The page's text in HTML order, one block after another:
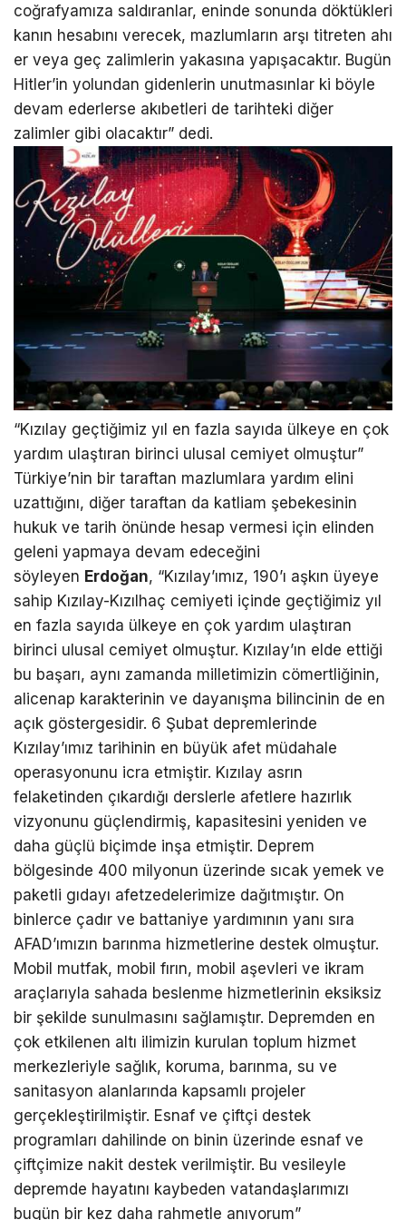
coğrafyamıza saldıranlar, eninde sonunda döktükleri
kanın hesabını verecek, mazlumların arşı titreten ahı
er veya geç zalimlerin yakasına yapışacaktır. Bugün
Hitler’in yolundan gidenlerin unutmasınlar ki böyle
devam ederlerse akıbetleri de tarihteki diğer
zalimler gibi olacaktır” dedi.
“Kızılay geçtiğimiz yıl en fazla sayıda ülkeye en çok
yardım ulaştıran birinci ulusal cemiyet olmuştur”
Türkiye’nin bir taraftan mazlumlara yardım elini
uzattığını, diğer taraftan da katliam şebekesinin
hukuk ve tarih önünde hesap vermesi için elinden
geleni yapmaya devam edeceğini
söyleyen Erdoğan, “Kızılay’ımız, 190’ı aşkın üyeye
sahip Kızılay-Kızılhaç cemiyeti içinde geçtiğimiz yıl
en fazla sayıda ülkeye en çok yardım ulaştıran
birinci ulusal cemiyet olmuştur. Kızılay’ın elde ettiği
bu başarı, aynı zamanda milletimizin cömertliğinin,
alicenap karakterinin ve dayanışma bilincinin de en
açık göstergesidir. 6 Şubat depremlerinde
Kızılay’ımız tarihinin en büyük afet müdahale
operasyonunu icra etmiştir. Kızılay asrın
felaketinden çıkardığı derslerle afetlere hazırlık
vizyonunu güçlendirmiş, kapasitesini yeniden ve
daha güçlü biçimde inşa etmiştir. Deprem
bölgesinde 400 milyonun üzerinde sıcak yemek ve
paketli gıdayı afetzedelerimize dağıtmıştır. On
binlerce çadır ve battaniye yardımının yanı sıra
AFAD’ımızın barınma hizmetlerine destek olmuştur.
Mobil mutfak, mobil fırın, mobil aşevleri ve ikram
araçlarıyla sahada beslenme hizmetlerinin eksiksiz
bir şekilde sunulmasını sağlamıştır. Depremden en
çok etkilenen altı ilimizin kurulan toplum hizmet
merkezleriyle sağlık, koruma, barınma, su ve
sanitasyon alanlarında kapsamlı projeler
gerçekleştirilmiştir. Esnaf ve çiftçi destek
programları dahilinde on binin üzerinde esnaf ve
çiftçimize nakit destek verilmiştir. Bu vesileyle
depremde hayatını kaybeden vatandaşlarımızı
bugün bir kez daha rahmetle anıyorum”